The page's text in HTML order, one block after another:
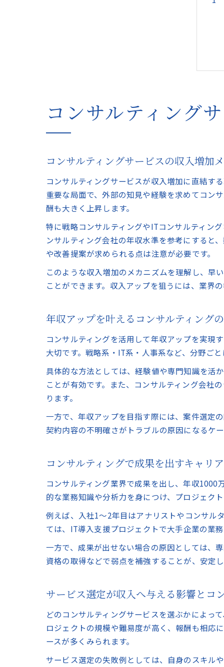
コンサルティング
コンサルティングサービスの収入増加
コンサルティングサービスが収入増加に直結す
重要な局面で、外部の知見や経験を求めてコン
酬も大きく上昇します。
特に戦略コンサルティングやITコンサルティン
ンサルティング会社の年収水準を参考にすると
や改善提案が求められる点は注意が必要です。
このような収入増加のメカニズムを理解し、早
ことができます。収入アップを狙うには、業界
年収アップを叶えるコンサルティング
コンサルティングを活用して年収アップを実現
大切です。戦略系・IT系・人事系など、分野ご
具体的な方法としては、経験値や専門知識を活
ことが有効です。また、コンサルティング会社
ります。
一方で、年収アップを目指す際には、案件選定
契約内容の不明確さがトラブルの原因になるケ
コンサルティングで成果を出すキャリ
コンサルティング業界で成果を出し、年収
的な業務知識や分析力を身につけ、プロジェク
例えば、入社1～2年目はアナリストやコンサル
ては、IT導入支援プロジェクトで大手企業の業
一方で、成果が出せない場合の原因としては、
資格の取得などで弱点を補強することが、安定
サービス選定が収入へ与える影響とコ
どのコンサルティングサービスを選ぶかによっ
ロジェクトの規模や難易度が高く、報酬も相応
ースが多くみられます。
サービス選定の失敗例としては、自身のスキル